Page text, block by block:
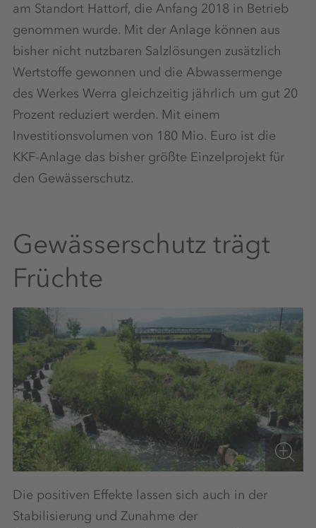
am Standort Hattorf, die Anfang 2018 in Betrieb
genommen wurde. Mit der Anlage können aus
bisher nicht nutzbaren Salzlösungen zusätzlich
Wertstoffe gewonnen und die Abwassermenge
des Werkes Werra gleichzeitig jährlich um gut 20
Prozent reduziert werden. Mit einem
Investitionsvolumen von 180 Mio. Euro ist die
KKF-Anlage das bisher größte Einzelprojekt für
den Gewässerschutz.
Gewässerschutz trägt
Früchte
Die positiven Effekte lassen sich auch in der
Stabilisierung und Zunahme der